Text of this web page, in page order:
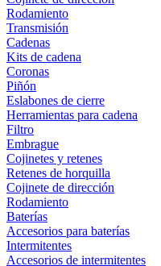
Rodamiento
Transmisión
Cadenas
Kits de cadena
Coronas
Piñón
Eslabones de cierre
Herramientas para cadena
Filtro
Embrague
Cojinetes y retenes
Retenes de horquilla
Cojinete de dirección
Rodamiento
Baterías
Accesorios para baterías
Intermitentes
Accesorios de intermitentes